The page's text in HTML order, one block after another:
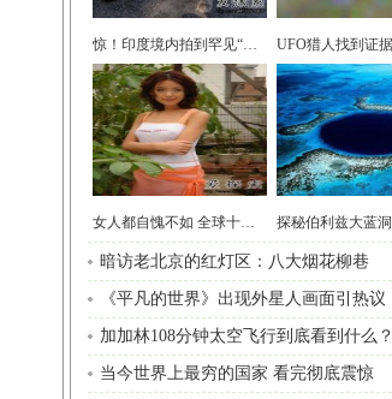
惊！印度境内拍到罕见“五头蛇”
女人都自愧不如 全球十大最美变性人
暗访老北京的红灯区：八大烟花柳巷
《平凡的世界》出现外星人画面引热议
加加林108分钟太空飞行到底看到什么？
当今世界上最穷的国家 看完彻底震惊